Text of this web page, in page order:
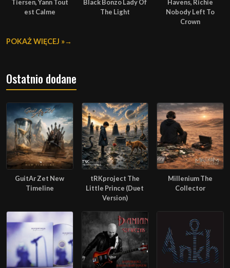
Tiersen, Yann Tout
est Calme
Black Bonzo Lady Of
The Light
Havens, Richie
Nobody Left To
Crown
POKAŻ WIĘCEJ »
Ostatnio dodane
GuitAr Zet New
Timeline
tRKproject The
Little Prince (Duet
Version)
Millenium The
Collector